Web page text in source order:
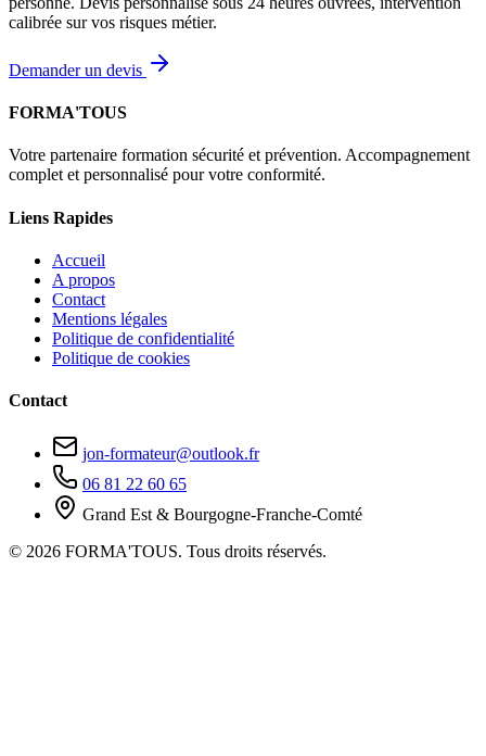
calibrée sur vos risques métier.
Demander un devis
FORMA'TOUS
Votre partenaire formation sécurité et prévention. Accompagnement
complet et personnalisé pour votre conformité.
Liens Rapides
Accueil
A propos
Contact
Mentions légales
Politique de confidentialité
Politique de cookies
Contact
jon-formateur@outlook.fr
06 81 22 60 65
Grand Est & Bourgogne-Franche-Comté
© 2026 FORMA'TOUS. Tous droits réservés.